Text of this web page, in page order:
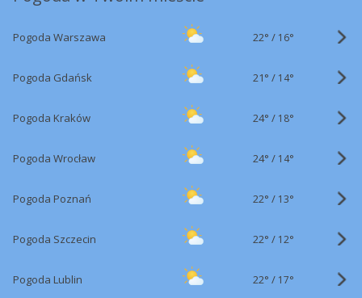
Pogoda Warszawa 22° / 16°
Pogoda Gdańsk 21° / 14°
Pogoda Kraków 24° / 18°
Pogoda Wrocław 24° / 14°
Pogoda Poznań 22° / 13°
Pogoda Szczecin 22° / 12°
Pogoda Lublin 22° / 17°